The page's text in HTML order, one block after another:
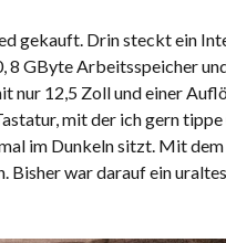
gekauft. Drin steckt ein
GByte Arbeitsspeicher
nur 12,5 Zoll und einer
mit der ich gern tippe
im Dunkeln sitzt. Mit
Bisher war darauf ein